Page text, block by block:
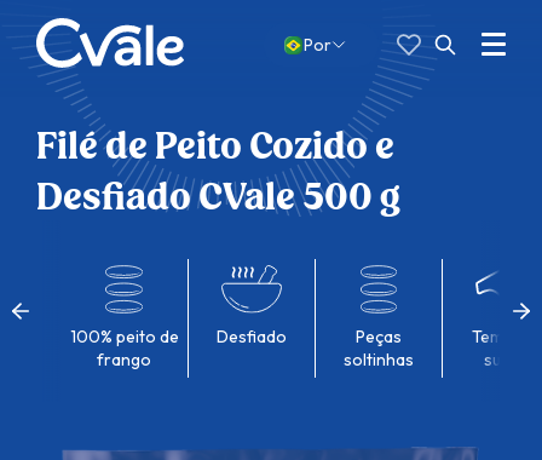
Por
por:
Abrir
Menu
Filé de Peito Cozido e
Desfiado CVale 500 g
100% peito de
frango
Desfiado
Peças
soltinhas
Tempero
suave